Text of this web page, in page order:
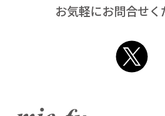
お気軽にお問合せく